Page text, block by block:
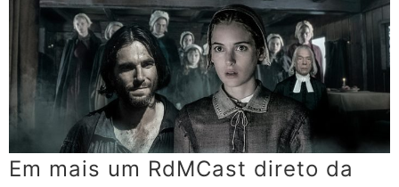
Em mais um RdMCast direto da